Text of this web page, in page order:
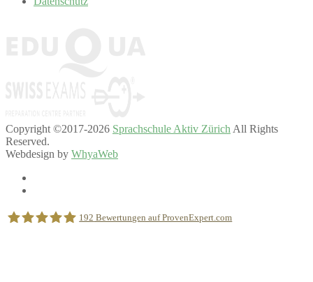
Copyright ©2017-2026 Sprachschule Aktiv Zürich All Rights
Reserved.
Webdesign by WhyaWeb
192 Bewertungen auf ProvenExpert.com